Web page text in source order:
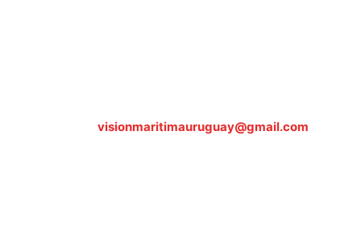
visionmaritimauruguay@gmail.com